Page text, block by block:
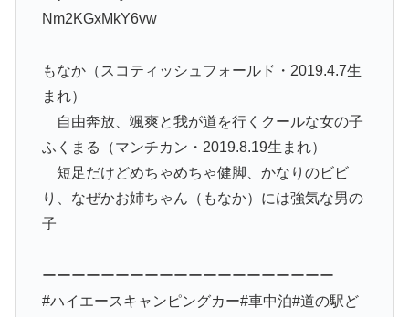
Nm2KGxMkY6vw
もなか（スコティッシュフォールド・2019.4.7生
まれ）
自由奔放、颯爽と我が道を行くクールな女の子
ふくまる（マンチカン・2019.8.19生まれ）
短足だけどめちゃめちゃ健脚、かなりのビビ
り、なぜかお姉ちゃん（もなか）には強気な男の
子
ーーーーーーーーーーーーーーーーーーーー
#ハイエースキャンピングカー#車中泊#道の駅ど